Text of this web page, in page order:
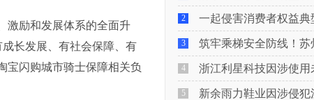
励和发展体系的全面升
长发展、有社会保障、有
宝闪购城市骑士保障相关负
2 一起侵害消费者权益典型
3 筑牢乘梯安全防线！苏州公布
4 浙江利星科技因涉使用未经定
5 新余雨力鞋业因涉侵犯注